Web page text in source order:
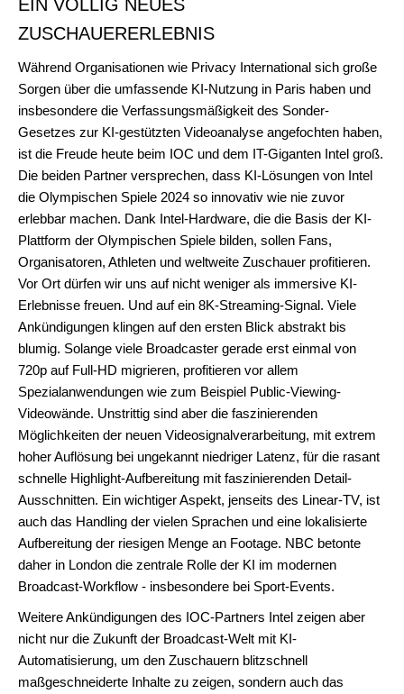
EIN VÖLLIG NEUES
ZUSCHAUERERLEBNIS
Während Organisationen wie Privacy International sich große
Sorgen über die umfassende KI-Nutzung in Paris haben und
insbesondere die Verfassungsmäßigkeit des Sonder-
Gesetzes zur KI-gestützten Videoanalyse angefochten haben,
ist die Freude heute beim IOC und dem IT-Giganten Intel groß.
Die beiden Partner versprechen, dass KI-Lösungen von Intel
die Olympischen Spiele 2024 so innovativ wie nie zuvor
erlebbar machen. Dank Intel-Hardware, die die Basis der KI-
Plattform der Olympischen Spiele bilden, sollen Fans,
Organisatoren, Athleten und weltweite Zuschauer profitieren.
Vor Ort dürfen wir uns auf nicht weniger als immersive KI-
Erlebnisse freuen. Und auf ein 8K-Streaming-Signal. Viele
Ankündigungen klingen auf den ersten Blick abstrakt bis
blumig. Solange viele Broadcaster gerade erst einmal von
720p auf Full-HD migrieren, profitieren vor allem
Spezialanwendungen wie zum Beispiel Public-Viewing-
Videowände. Unstrittig sind aber die faszinierenden
Möglichkeiten der neuen Videosignalverarbeitung, mit extrem
hoher Auflösung bei ungekannt niedriger Latenz, für die rasant
schnelle Highlight-Aufbereitung mit faszinierenden Detail-
Ausschnitten. Ein wichtiger Aspekt, jenseits des Linear-TV, ist
auch das Handling der vielen Sprachen und eine lokalisierte
Aufbereitung der riesigen Menge an Footage. NBC betonte
daher in London die zentrale Rolle der KI im modernen
Broadcast-Workflow - insbesondere bei Sport-Events.
Weitere Ankündigungen des IOC-Partners Intel zeigen aber
nicht nur die Zukunft der Broadcast-Welt mit KI-
Automatisierung, um den Zuschauern blitzschnell
maßgeschneiderte Inhalte zu zeigen, sondern auch das